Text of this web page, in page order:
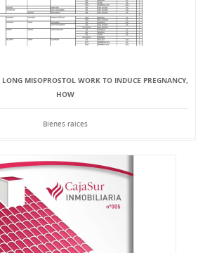
MISOPROSTOL WORK TO INDUCE PREGNANCY,
HOW
Bienes raíces